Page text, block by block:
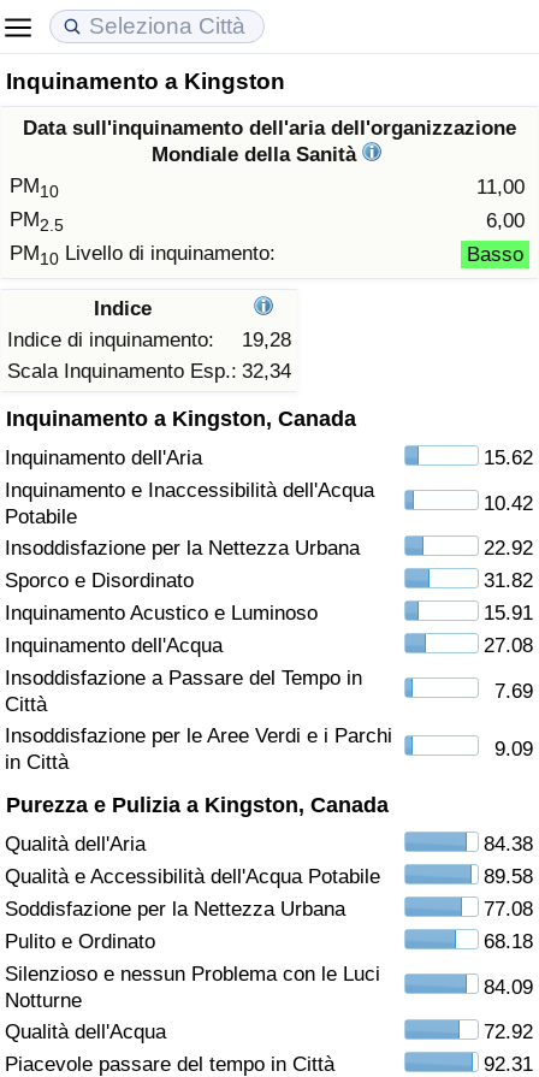
Inquinamento a Kingston
Data sull'inquinamento dell'aria dell'organizzazione
Mondiale della Sanità
PM10
11,00
PM2.5
6,00
PM10 Livello di inquinamento: Basso
Indice
Indice di inquinamento:
19,28
Scala Inquinamento Esp.: 32,34
Inquinamento a Kingston, Canada
Inquinamento dell'Aria
15.62
Inquinamento e Inaccessibilità dell'Acqua
Potabile
10.42
Insoddisfazione per la Nettezza Urbana
22.92
Sporco e Disordinato
31.82
Inquinamento Acustico e Luminoso
15.91
Inquinamento dell'Acqua
27.08
Insoddisfazione a Passare del Tempo in
Città
7.69
Insoddisfazione per le Aree Verdi e i Parchi
in Città
9.09
Purezza e Pulizia a Kingston, Canada
Qualità dell'Aria
84.38
Qualità e Accessibilità dell'Acqua Potabile
89.58
Soddisfazione per la Nettezza Urbana
77.08
Pulito e Ordinato
68.18
Silenzioso e nessun Problema con le Luci
Notturne
84.09
Qualità dell'Acqua
72.92
Piacevole passare del tempo in Città
92.31
Costo della vita
Indice Del Costo Della Vita (corrente)
Indice Del Costo Della Vita
ad Aqaba
Prezzi degli immobili
Indice del Prezzo delle Case (Corrente)
Indice del Prezzo delle Case
Qualità della Vita
Indice della Qualità della Vita
Indice della Qualità della Vita (Corrente)
Criminalità
Indice del Tasso di Criminalità (Corrente)
Indice della Criminalità
Indice di criminalità per paese
Assistenza Sanitaria
Indice dell’Assistenza Sanitaria (Corrente)
Indice dell’Assistenza Sanitaria
Indice dell’Assistenza Sanitaria per
Nazione
Inquinamento
Indice dell’Inquinamento (Corrente)
Indice di inquinamento
Indice dell’Inquinamento per Nazione